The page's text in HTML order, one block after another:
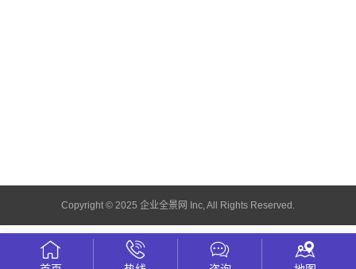
Copyright © 2025 企业全景网 Inc, All Rights Reserved.